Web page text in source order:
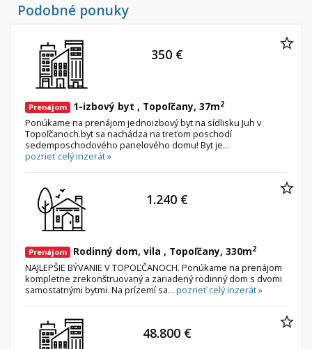
Podobné ponuky
Prenájom 1-izbový byt , Topoľčany, 37m2
Ponúkame na prenájom jednoizbový byt na sídlisku Juh v
Topoľčanoch.byt sa nachádza na treťom poschodí
sedemposchodového panelového domu! Byt je...
pozrieť celý inzerát »
350 €
Prenájom Rodinný dom, vila , Topoľčany, 330m2
NAJLEPŠIE BÝVANIE V TOPOĽČANOCH. Ponúkame na prenájom
kompletne zrekonštruovaný a zariadený rodinný dom s dvomi
samostatnými bytmi. Na prízemí sa... pozrieť celý inzerát »
1.240 €
48.800 €